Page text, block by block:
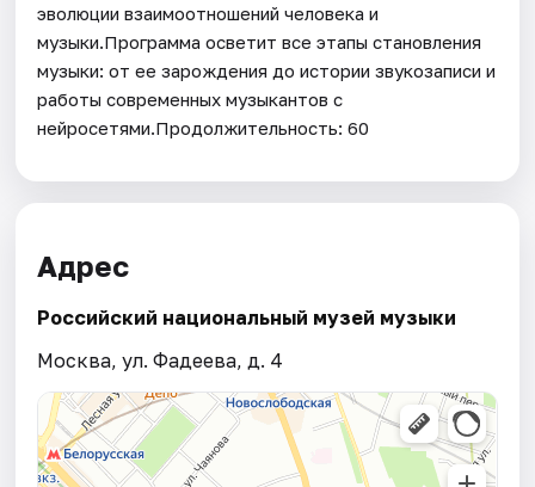
эволюции взаимоотношений человека и
музыки.Программа осветит все этапы становления
музыки: от ее зарождения до истории звукозаписи и
работы современных музыкантов с
нейросетями.Продолжительность: 60
Адрес
Российский национальный музей музыки
Москва, ул. Фадеева, д. 4